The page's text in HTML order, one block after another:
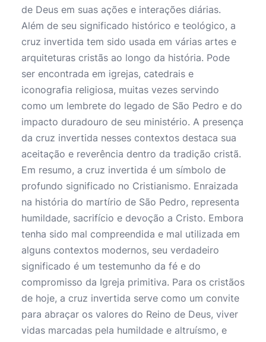
de Deus em suas ações e interações diárias.
Além de seu significado histórico e teológico, a
cruz invertida tem sido usada em várias artes e
arquiteturas cristãs ao longo da história. Pode
ser encontrada em igrejas, catedrais e
iconografia religiosa, muitas vezes servindo
como um lembrete do legado de São Pedro e do
impacto duradouro de seu ministério. A presença
da cruz invertida nesses contextos destaca sua
aceitação e reverência dentro da tradição cristã.
Em resumo, a cruz invertida é um símbolo de
profundo significado no Cristianismo. Enraizada
na história do martírio de São Pedro, representa
humildade, sacrifício e devoção a Cristo. Embora
tenha sido mal compreendida e mal utilizada em
alguns contextos modernos, seu verdadeiro
significado é um testemunho da fé e do
compromisso da Igreja primitiva. Para os cristãos
de hoje, a cruz invertida serve como um convite
para abraçar os valores do Reino de Deus, viver
vidas marcadas pela humildade e altruísmo, e